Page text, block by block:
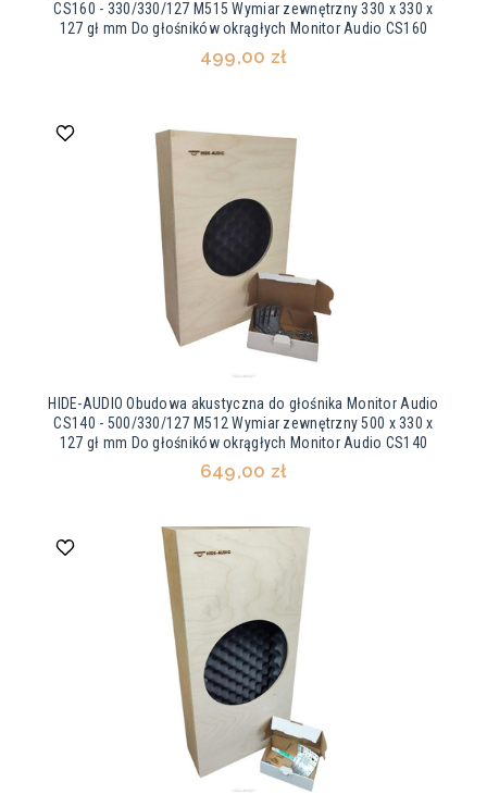
CS160 - 330/330/127 M515 Wymiar zewnętrzny 330 x 330 x
127 gł mm Do głośników okrągłych Monitor Audio CS160
499,00 zł
HIDE-AUDIO Obudowa akustyczna do głośnika Monitor Audio
CS140 - 500/330/127 M512 Wymiar zewnętrzny 500 x 330 x
127 gł mm Do głośników okrągłych Monitor Audio CS140
649,00 zł